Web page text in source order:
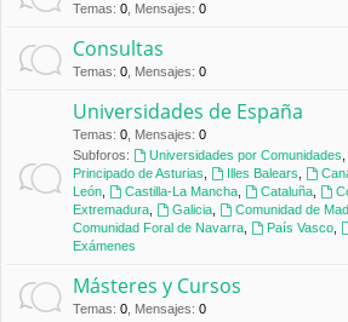
Temas: 0 Mensajes: 0
Consultas
Temas: 0 Mensajes: 0
Universidades de España
Temas: 0 Mensajes: 0
Subforos:
Universidades por Comunidades
Principado de Asturias
Illes Balears
León
Castilla-La Mancha, Cataluña,
Extremadura
Galicia, Comunidad de
Comunidad Foral de Navarra
País Vasco,
Exámenes
Másteres y Cursos
Temas: 0 Mensajes: 0